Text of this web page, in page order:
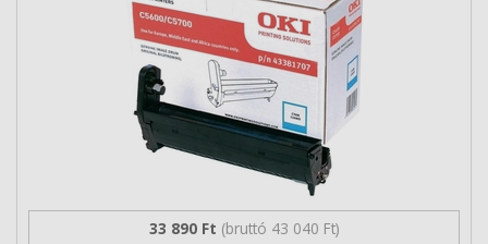
33 890 Ft (bruttó 43 040 Ft)